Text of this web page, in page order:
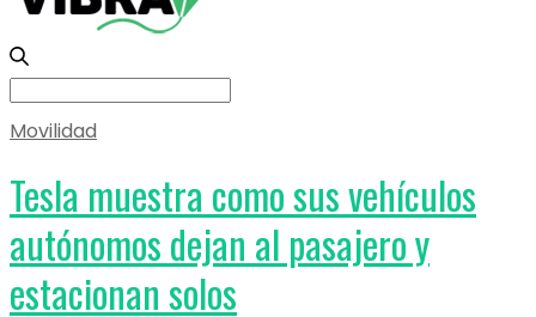
Search
Movilidad
Tesla muestra como sus vehículos
autónomos dejan al pasajero y
estacionan solos